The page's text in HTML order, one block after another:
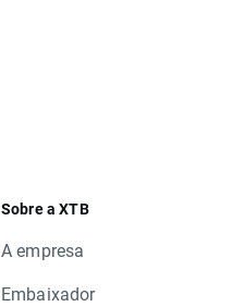
Sobre a XTB
A empresa
Embaixador